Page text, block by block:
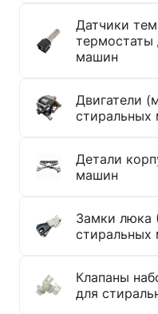
Датчики
термостаты
машин
Двигатели
стиральных
Детали
машин
Замки люка
стиральных
Клапаны
для